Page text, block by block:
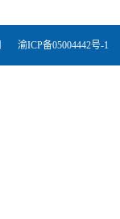
渝ICP备05004442号-1